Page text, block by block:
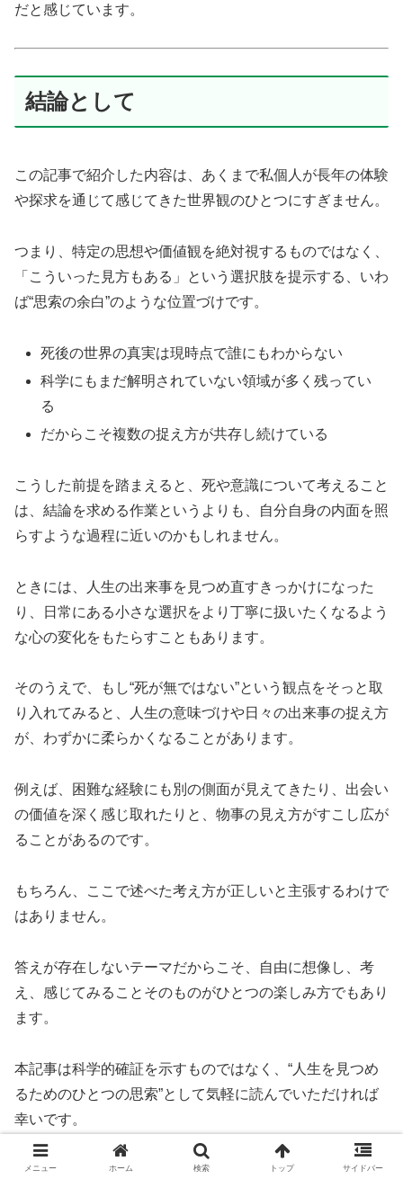
だと感じています。
結論として
この記事で紹介した内容は、あくまで私個人が長年の体験
や探求を通じて感じてきた世界観のひとつにすぎません。
つまり、特定の思想や価値観を絶対視するものではなく、
「こういった見方もある」という選択肢を提示する、いわ
ば“思索の余白”のような位置づけです。
死後の世界の真実は現時点で誰にもわからない
科学にもまだ解明されていない領域が多く残ってい
る
だからこそ複数の捉え方が共存し続けている
こうした前提を踏まえると、死や意識について考えること
は、結論を求める作業というよりも、自分自身の内面を照
らすような過程に近いのかもしれません。
ときには、人生の出来事を見つめ直すきっかけになった
り、日常にある小さな選択をより丁寧に扱いたくなるよう
な心の変化をもたらすこともあります。
そのうえで、もし“死が無ではない”という観点をそっと取
り入れてみると、人生の意味づけや日々の出来事の捉え方
が、わずかに柔らかくなることがあります。
例えば、困難な経験にも別の側面が見えてきたり、出会い
の価値を深く感じ取れたりと、物事の見え方がすこし広が
ることがあるのです。
もちろん、ここで述べた考え方が正しいと主張するわけで
はありません。
答えが存在しないテーマだからこそ、自由に想像し、考
え、感じてみることそのものがひとつの楽しみ方でもあり
ます。
本記事は科学的確証を示すものではなく、“人生を見つめ
るためのひとつの思索”として気軽に読んでいただければ
幸いです。
メニュー ホーム 検索 トップ サイドバー